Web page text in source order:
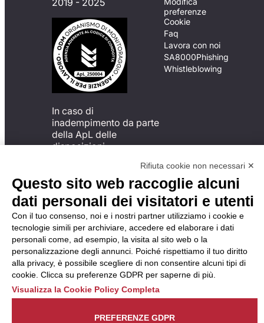
2019 - 2025
In caso di
inadempimento da parte
della ApL delle
disposizioni
possibile presentare un
reclamo
all’Organismo di
Monitoraggio utilizzando
una delle modalità
descritte al seguente
indirizzo web
https://odm-
agenzielavoro.it/reclami/.
preferenze
Cookie
Faq
Lavora con noi
SA8000Phishing
Whistleblowing
Rifiuta cookie non necessari ✕
Questo sito web raccoglie alcuni
dati personali dei visitatori e utenti
Con il tuo consenso, noi e i nostri partner utilizziamo i cookie e
tecnologie simili per archiviare, accedere ed elaborare i dati
personali come, ad esempio, la visita al sito web o la
personalizzazione degli annunci. Poiché rispettiamo il tuo diritto
alla privacy, è possibile scegliere di non consentire alcuni tipi di
cookie. Clicca su preferenze GDPR per saperne di più.
Visualizza la Cookie Policy Completa
PREFERENZE GDPR